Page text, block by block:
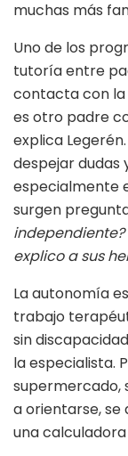
muchas más
Uno de los
tutoría entre
contacta con la
es otro padre
explica
despejar dudas
especialmente
surgen
independiente?
explico a sus
La autonomía
trabajo
sin
la especialista.
supermercado,
a orientarse, se
una